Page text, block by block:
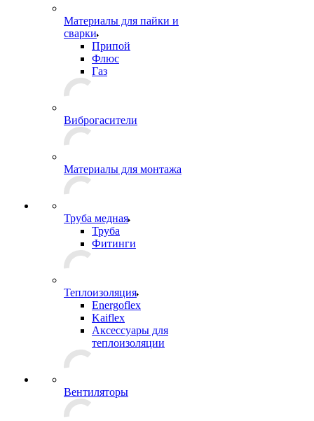
Материалы для пайки и
сварки
Припой
Флюс
Газ
Виброгасители
Материалы для монтажа
Труба медная
Труба
Фитинги
Теплоизоляция
Energoflex
Kaiflex
Аксессуары для
теплоизоляции
Вентиляторы